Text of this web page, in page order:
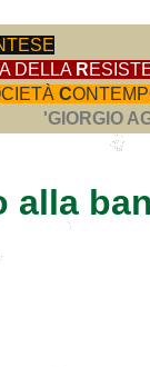
DELLA R
C
'GIORGIO
alla